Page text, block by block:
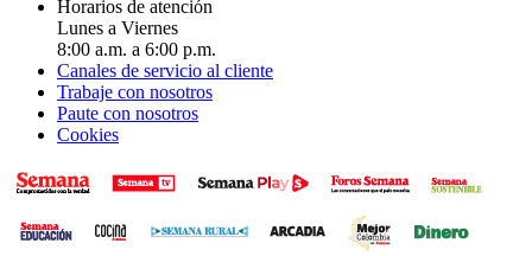
Horarios de atención
Lunes a Viernes
8:00 a.m. a 6:00 p.m.
Canales de servicio al cliente
Trabaje con nosotros
Paute con nosotros
Cookies